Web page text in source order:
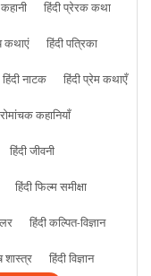
हिंदी प्रेरक कथा
कथाएं
हिंदी पत्रिका
हिंदी नाटक
हिंदी प्रेम कथाएँ
कहानियाँ
हिंदी जीवनी
हिंदी फिल्म समीक्षा
हिंदी कल्पित-विज्ञान
शास्त्र हिंदी विज्ञान